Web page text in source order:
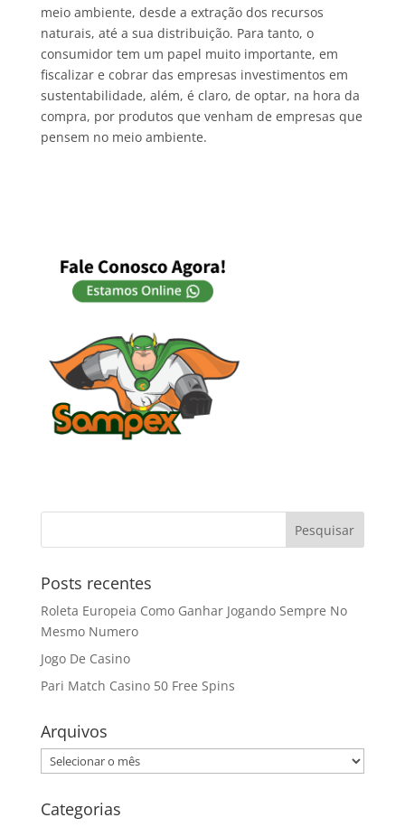
meio ambiente, desde a extração dos recursos
naturais, até a sua distribuição. Para tanto, o
consumidor tem um papel muito importante, em
fiscalizar e cobrar das empresas investimentos em
sustentabilidade, além, é claro, de optar, na hora da
compra, por produtos que venham de empresas que
pensem no meio ambiente.
Posts recentes
Roleta Europeia Como Ganhar Jogando Sempre No
Mesmo Numero
Jogo De Casino
Pari Match Casino 50 Free Spins
Arquivos
Arquivos
Categorias